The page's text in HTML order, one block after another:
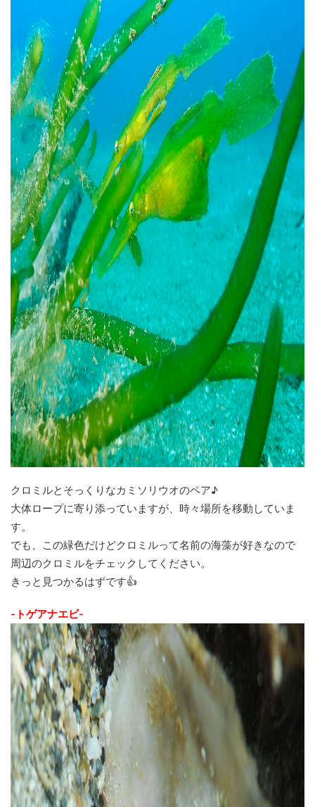
クロミルとそっくりなカミソリウオのペア♪
大体ロープに寄り添っていますが、時々場所を移動していま
す。
でも、この緑色だけどクロミルって名前の海藻が好きなので
周辺のクロミルをチェックしてください。
きっと見つかるはずです👍
-トゲアナエビ-